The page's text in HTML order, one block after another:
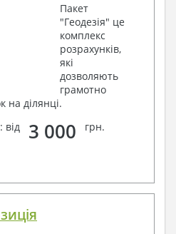
Пакет
"Геодезія" це
комплекс
розрахунків,
які
дозволяють
грамотно
на ділянці.
від
3 000 грн.